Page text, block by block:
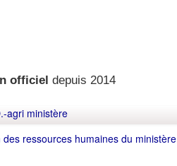
officiel depuis 2014
agri ministère
des ressources humaines du ministère